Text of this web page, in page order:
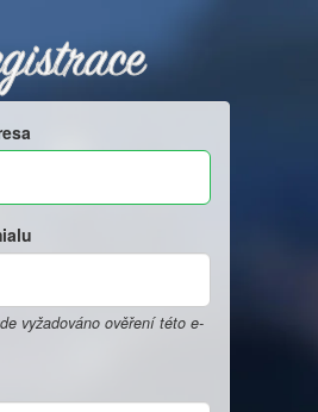
vyžadováno ověření této e-